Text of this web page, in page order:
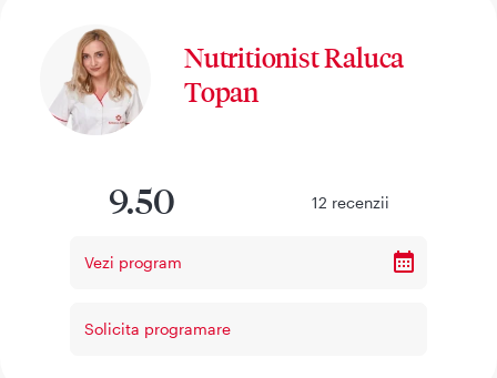
Nutritionist Raluca
Topan
9.50 12 recenzii
Vezi program
Solicita programare